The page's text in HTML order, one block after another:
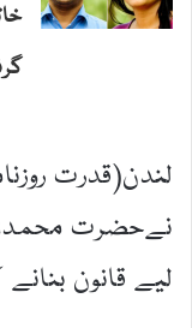
لندن(قدرت
نےحضرت
لیے قانون